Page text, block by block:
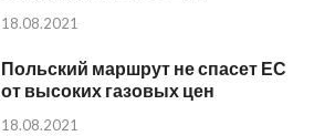
18.08.2021
Польский маршрут не спасет ЕС
от высоких газовых цен
18.08.2021